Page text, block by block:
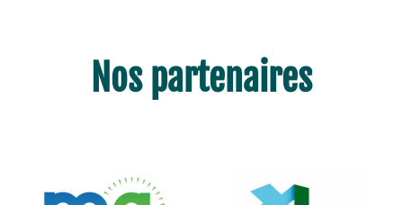
Nos partenaires